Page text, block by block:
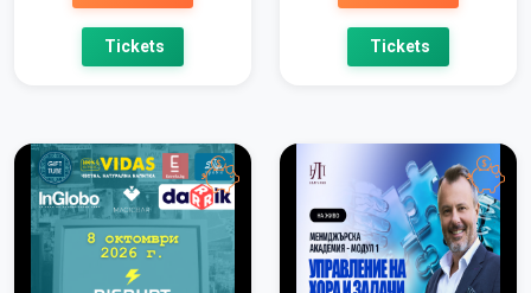
Tickets Tickets